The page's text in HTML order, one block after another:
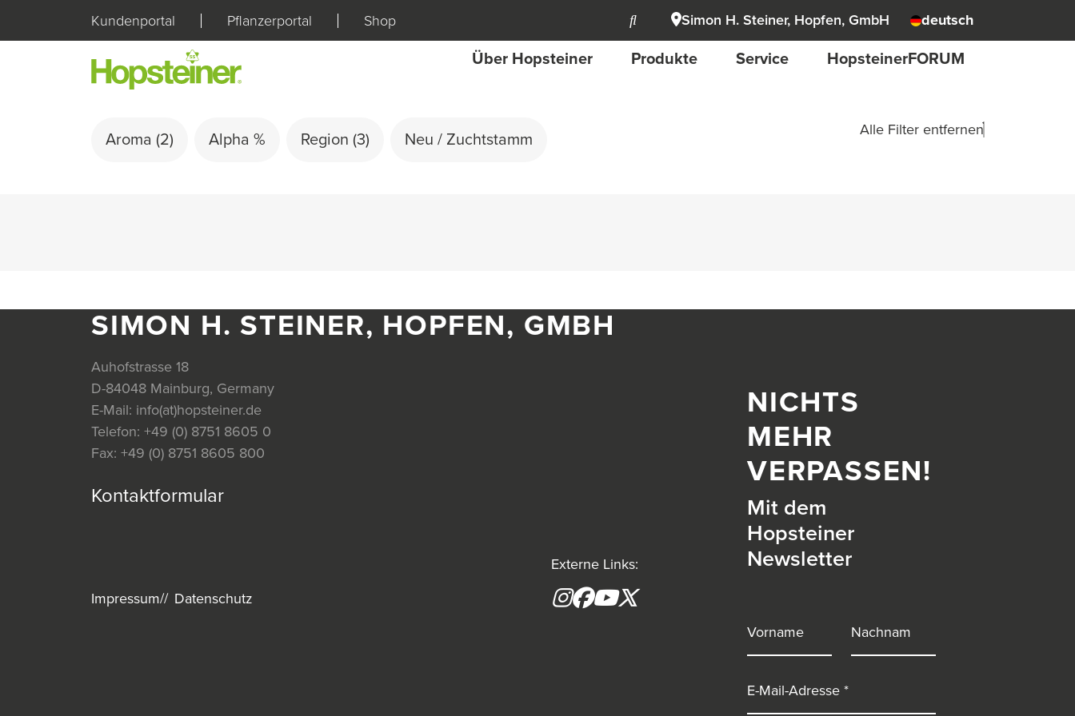
Kundenportal Pflanzerportal Shop Simon H. Steiner, Hopfen, GmbH deutsch
Über Hopsteiner Produkte Service HopsteinerFORUM
Aroma (2) Alpha % Region (3) Neu / Zuchtstamm
Alle Filter entfernen
SIMON H. STEINER, HOPFEN, GMBH
Auhofstrasse 18
D-84048 Mainburg, Germany
E-Mail: info(at)hopsteiner.de
Telefon: +49 (0) 8751 8605 0
Fax: +49 (0) 8751 8605 800
Kontaktformular
Externe Links:
Instagram
Facebook
YouTube
Impressum Datenschutz
NICHTS
MEHR
VERPASSEN!
Mit dem
Hopsteiner
Newsletter